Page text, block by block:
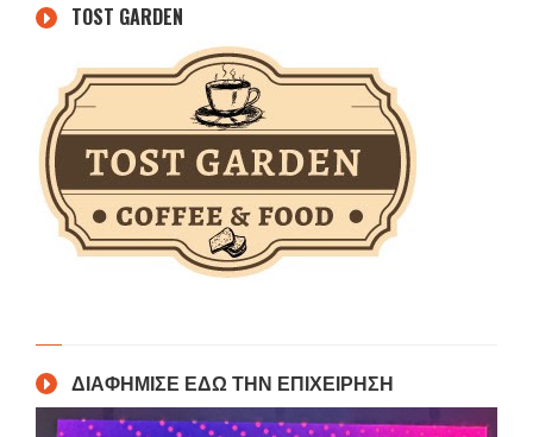
TOST GARDEN
ΔΙΑΦΗΜΙΣΕ ΕΔΩ ΤΗΝ ΕΠΙΧΕΙΡΗΣΗ